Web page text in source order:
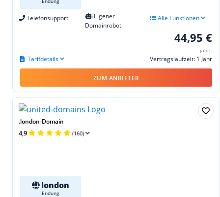
Telefonsupport
Eigener
Domainrobot
Alle Funktionen
44,95 €
jährl.
Vertragslaufzeit: 1 Jahr
Tarifdetails
ZUM ANBIETER
.london-Domain
4,9 (160)
london
Endung